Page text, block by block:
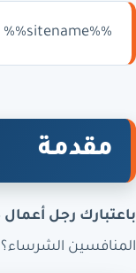
%%title%% %%sitename%%
مقدمة
باعتبارك رجل
المنافسين الشرساء؟